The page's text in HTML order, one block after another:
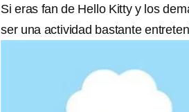
Si eras fan de Hello Kitty y los
ser una actividad bastante